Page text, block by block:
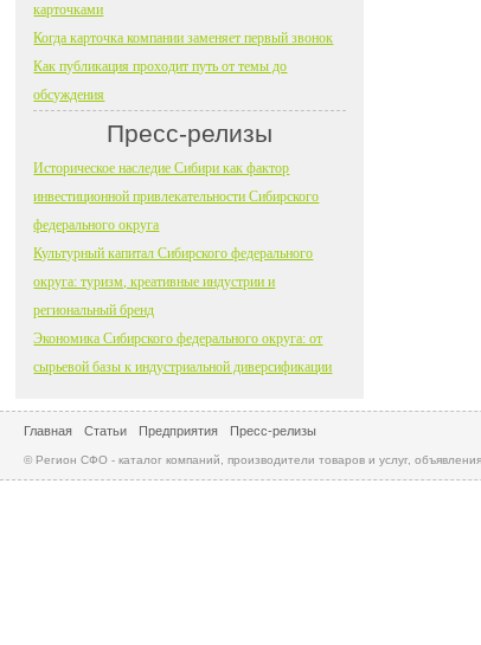
карточками
Когда карточка компании заменяет первый звонок
Как публикация проходит путь от темы до
обсуждения
Пресс-релизы
Историческое наследие Сибири как фактор
инвестиционной привлекательности Сибирского
федерального округа
Культурный капитал Сибирского федерального
округа: туризм, креативные индустрии и
региональный бренд
Экономика Сибирского федерального округа: от
сырьевой базы к индустриальной диверсификации
Главная Статьи Предприятия Пресс-релизы
© Регион СФО - каталог компаний, производители товаров и услуг, объявления